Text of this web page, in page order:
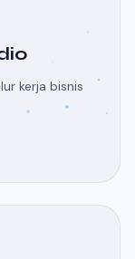
kerja bisnis